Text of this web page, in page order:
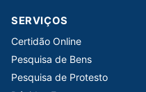
SERVIÇOS
Certidão Online
Pesquisa de Bens
Pesquisa de Protesto